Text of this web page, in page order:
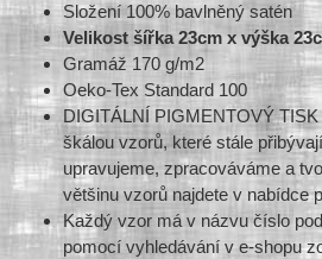
Složení 100% bavlněný satén
Velikost šířka 23cm x výška
Gramáž 170 g/m2
Oeko-Tex Standard 100
DIGITÁLNÍ PIGMENTOVÝ
škálou vzorů, které stále
upravujeme, zpracováváme a
většinu vzorů najdete v nabídce
Každý vzor má v názvu číslo
pomocí vyhledávání v e-shopu